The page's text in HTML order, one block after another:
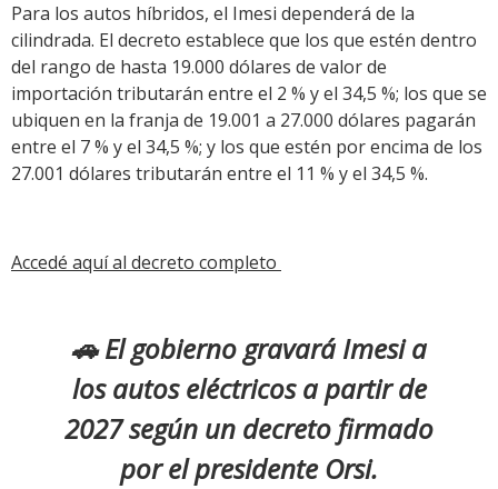
Para los autos híbridos, el Imesi dependerá de la
cilindrada. El decreto establece que los que estén dentro
del rango de hasta 19.000 dólares de valor de
importación tributarán entre el 2 % y el 34,5 %; los que se
ubiquen en la franja de 19.001 a 27.000 dólares pagarán
entre el 7 % y el 34,5 %; y los que estén por encima de los
27.001 dólares tributarán entre el 11 % y el 34,5 %.
Accedé aquí al decreto completo
🚗 El gobierno gravará Imesi a
los autos eléctricos a partir de
2027 según un decreto firmado
por el presidente Orsi.